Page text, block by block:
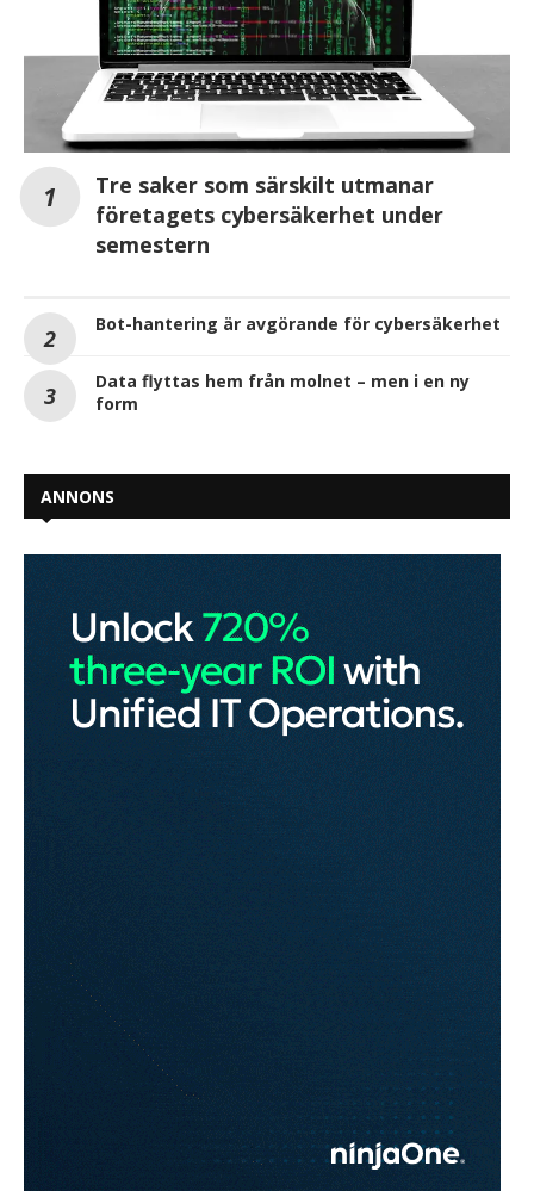
Tre saker som särskilt utmanar
företagets cybersäkerhet under
semestern
Bot-hantering är avgörande för cybersäkerhet
Data flyttas hem från molnet – men i en ny
form
ANNONS